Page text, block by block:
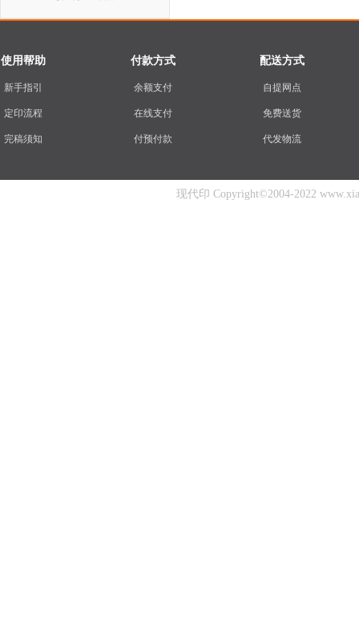
使用帮助
新手指引
定印流程
完稿须知
付款方式
余额支付
在线支付
付预付款
配送方式
自提网点
免费送货
代发物流
现代印 Copyright©2004-2022